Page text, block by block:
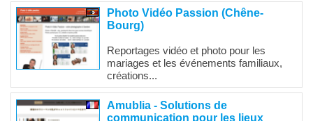
Photo Vidéo Passion (Chêne-
Bourg)
Reportages vidéo et photo pour les
mariages et les événements familiaux,
créations...
Amublia - Solutions de
communication pour les lieux